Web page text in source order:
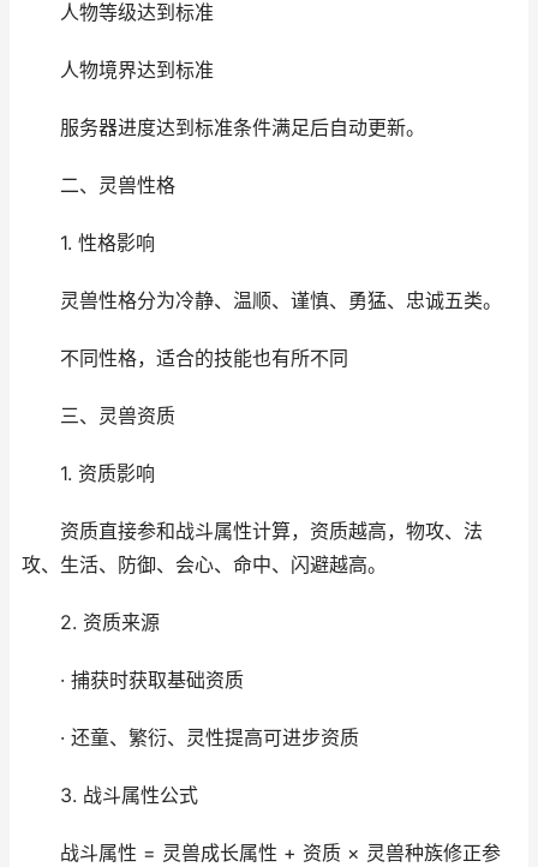
人物等级达到标准
人物境界达到标准
服务器进度达到标准条件满足后自动更新。
二、灵兽性格
1. 性格影响
灵兽性格分为冷静、温顺、谨慎、勇猛、忠诚五类。
不同性格，适合的技能也有所不同
三、灵兽资质
1. 资质影响
资质直接参和战斗属性计算，资质越高，物攻、法
攻、生活、防御、会心、命中、闪避越高。
2. 资质来源
· 捕获时获取基础资质
· 还童、繁衍、灵性提高可进步资质
3. 战斗属性公式
战斗属性 = 灵兽成长属性 + 资质 × 灵兽种族修正参